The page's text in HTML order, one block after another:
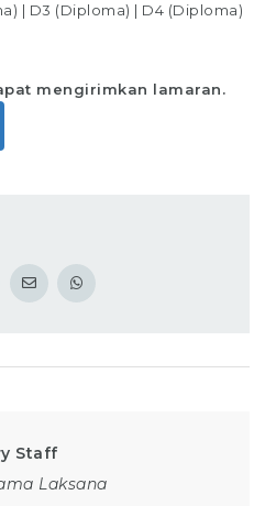
| D3 (Diploma) | D4 (Diploma)
mengirimkan lamaran.
Staff
Laksana